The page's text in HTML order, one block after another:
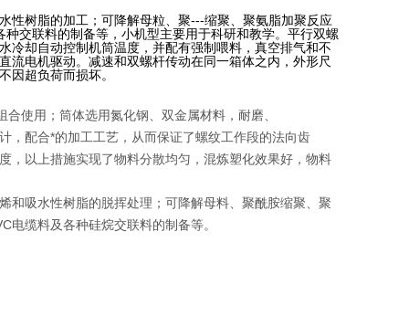
性树脂的加工；可降解母粒、聚---缩聚、聚氨脂加聚反应
交联料的制备等，小机型主要用于科研和教学。平行双螺
冷却自动控制机筒温度，并配有强制喂料，真空排气和不
流电机驱动。减速和双螺杆传动在同一箱体之内，外形尺
因超负荷而损坏。
使用；筒体选用氮化钢、双金属材料，耐磨、
配合*的加工工艺，从而保证了螺纹工作段的法向齿
以上措施实现了物料分散均匀，混炼塑化效果好，物料
和吸水性树脂的脱挥处理；可降解母料、聚酰胺缩聚、聚
电缆料及各种硅烷交联料的制备等。